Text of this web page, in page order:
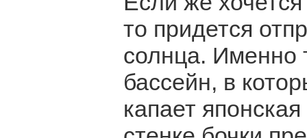
то придется
солнца. Именно
бассейн, в
капает